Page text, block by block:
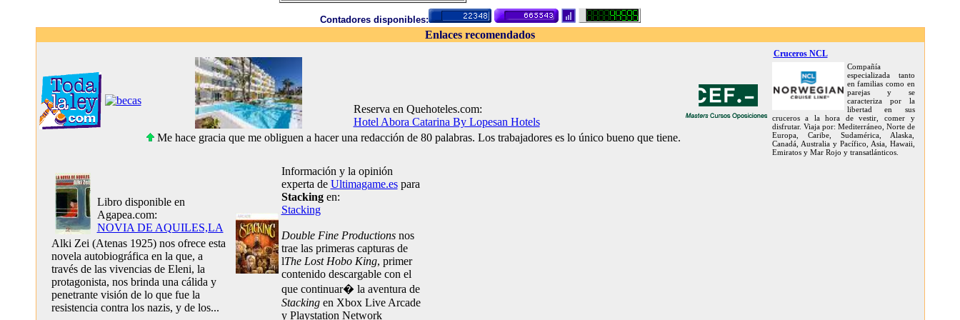
Contadores disponibles:
Enlaces recomendados
Reserva en Quehoteles.com:
Hotel Abora Catarina By Lopesan Hotels
Me hace gracia que me obliguen a hacer una redacción de 80 palabras. Los trabajadores es lo único bueno que tiene.
Cruceros NCL
Compañía
especializada tanto
en familias como en
parejas y se
caracteriza por la
libertad en sus
cruceros a la hora de vestir, comer y
disfrutar. Viaja por: Mediterráneo, Norte de
Europa, Caribe, Sudamérica, Alaska,
Canadá, Australia y Pacífico, Asia, Hawaii,
Emiratos y Mar Rojo y transatlánticos.
Libro disponible en
Agapea.com:
NOVIA DE AQUILES,LA
Alki Zei (Atenas 1925) nos ofrece esta
novela autobiográfica en la que, a
través de las vivencias de Eleni, la
protagonista, nos brinda una cálida y
penetrante visión de lo que fue la
resistencia contra los nazis, y de los...
Información y la opinión
experta de Ultimagame.espara
Stackingen:
Stacking
Double Fine Productionsnos
trae las primeras capturas de
lThe Lost Hobo King, primer
contenido descargable con el
que continuar� la aventura de
Stackingen Xbox Live Arcade
y Playstation Network